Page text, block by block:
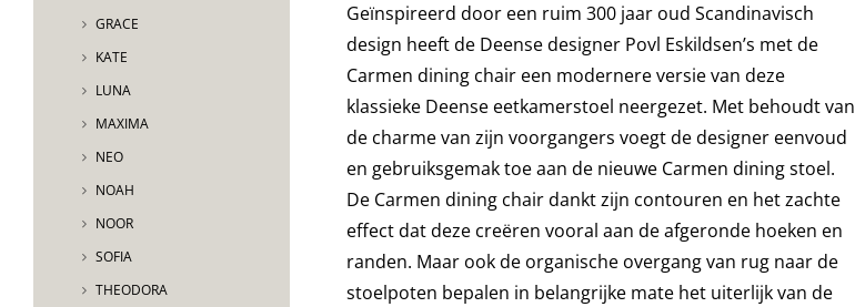
Geïnspireerd door een ruim 300 jaar oud Scandinavisch
design heeft de Deense designer Povl Eskildsen’s met de
Carmen dining chair een modernere versie van deze
klassieke Deense eetkamerstoel neergezet. Met behoudt van
de charme van zijn voorgangers voegt de designer eenvoud
en gebruiksgemak toe aan de nieuwe Carmen dining stoel.
De Carmen dining chair dankt zijn contouren en het zachte
effect dat deze creëren vooral aan de afgeronde hoeken en
randen. Maar ook de organische overgang van rug naar de
stoelpoten bepalen in belangrijke mate het uiterlijk van de
GRACE
KATE
LUNA
MAXIMA
NEO
NOAH
NOOR
SOFIA
THEODORA